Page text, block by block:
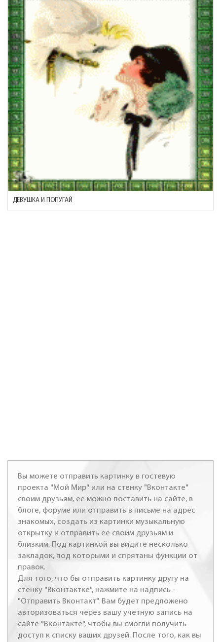
ДЕВУШКА И ПОПУГАЙ
Вы можете отправить картинку в гостевую
проекта "Мой Мир" или на стенку "Вконтакте"
своим друзьям, ее можно поставить на сайте, в
блоге, форуме или отправить в письме на адрес
знакомых, создать из картинки музыкальную
открытку и отправить ее своим друзьям и
близким. Под картинкой вы видите несколько
закладок, под которыми и спрятаны функции от
правок.
Для того, что бы отправить картинку другу на
стенку "Вконтактке", нажмите на надпись -
"Отправить Вконтакт". Вам будет предложено
авторизоваться через вашу учетную запись на
сайте "Вконтакте", чтобы вы смогли получить
доступ к списку ваших друзей. После того, как вы